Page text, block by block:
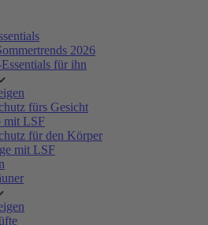
2026
für ihn
fürs Gesicht
mit LSF
für den Körper
mit LSF